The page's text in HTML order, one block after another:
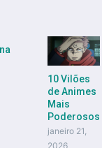
10 Vilões
de Animes
Mais
Poderosos
janeiro 21,
2026